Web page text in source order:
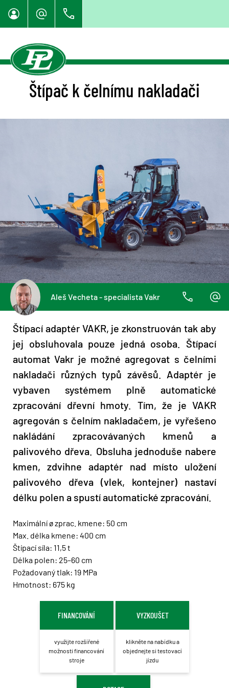
Štípač k čelnímu nakladači
Aleš Vecheta - specialista Vakr
Štípací adaptér VAKR, je zkonstruován tak aby
jej obsluhovala pouze jedná osoba. Štípací
automat Vakr je možné agregovat s čelními
nakladači různých typů závěsů. Adaptér je
vybaven systémem plně automatické
zpracování dřevní hmoty. Tím, že je VAKR
agregován s čelním nakladačem, je vyřešeno
nakládání zpracovávaných kmenů a
palivového dřeva. Obsluha jednoduše nabere
kmen, zdvihne adaptér nad místo uložení
palivového dřeva (vlek, kontejner) nastaví
délku polen a spustí automatické zpracování.
Maximální ø zprac. kmene: 50 cm
Max. délka kmene: 400 cm
Štípací síla: 11,5 t
Délka polen: 25–60 cm
Požadovaný tlak: 19 MPa
Hmotnost: 675 kg
FINANCOVÁNÍ
využijte rozšířené
možnosti financování
stroje
VYZKOUŠET
klikněte na nabídku a
objednejte si testovací
jízdu